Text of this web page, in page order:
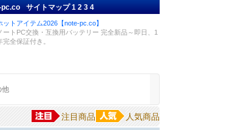
pc.co サイトマップ1234
ットアイテム2026【note-pc.co】
ートPC交換・互換用バッテリー 完全新品～即日、1
完全保証付き。
他
人気商品
注目商品